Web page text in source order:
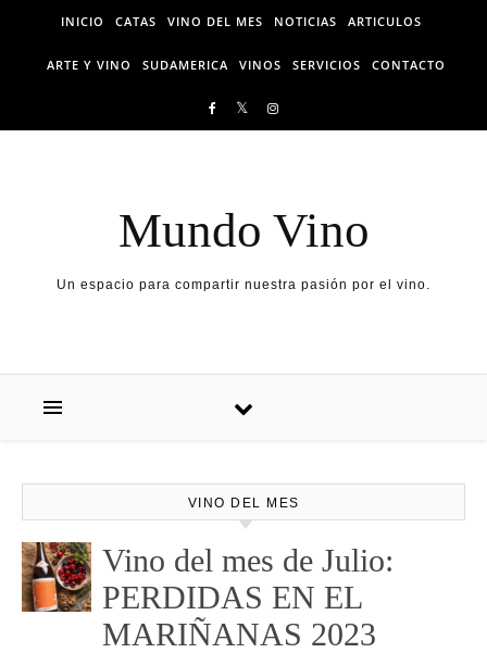
Skip to content
INICIO CATAS VINO DEL MES NOTICIAS ARTICULOS
ARTE Y VINO SUDAMERICA VINOS SERVICIOS CONTACTO
Mundo Vino
Un espacio para compartir nuestra pasión por el vino.
VINO DEL MES
Vino del mes de Julio:
PERDIDAS EN EL
MARIÑANAS 2023